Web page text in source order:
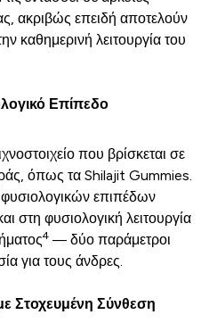
ακριβώς επειδή αποτελούν
καθημερινή λειτουργία του
Επίπεδο
που βρίσκεται σε
όπως τα Shilajit Gummies.
επιπέδων
στη φυσιολογική λειτουργία
4— δύο παράμετροι
για τους άνδρες.
Στοχευμένη Σύνθεση